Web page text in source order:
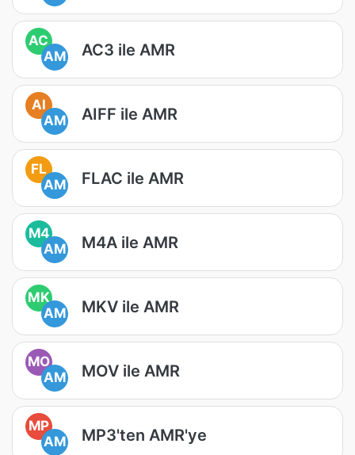
AC
AM
AC3 ile AMR
AI
AM
AIFF ile AMR
FL
AM
FLAC ile AMR
M4
AM
M4A ile AMR
MK
AM
MKV ile AMR
MO
AM
MOV ile AMR
MP
AM
MP3'ten AMR'ye